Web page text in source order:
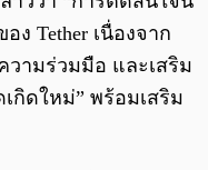
Tether เนื่องจาก
วามร่วมมือ และเสริม
กิดใหม่” พร้อมเสริม